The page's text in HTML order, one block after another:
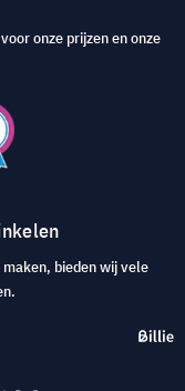
onze prijzen en onze
bieden wij vele